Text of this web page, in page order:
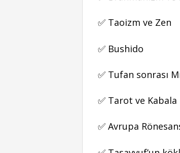
✅ Taoizm ve Zen
✅ Bushido
✅ Tufan sonrası
✅ Tarot ve Kabala
✅ Avrupa